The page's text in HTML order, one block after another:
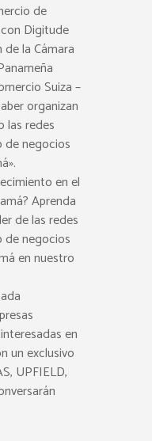
de
Digitude
la Cámara
Suiza –
organizan
las redes
de negocios
en el
Aprenda
de las redes
de negocios
en nuestro
en
un exclusivo
UPFIELD,